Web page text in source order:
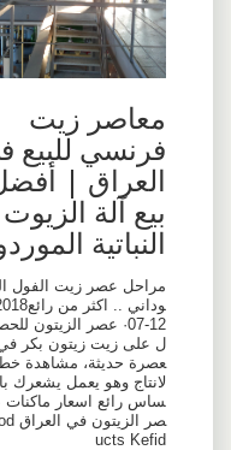
معاصر زيت
فرنسي للبيع في
العراق | أفضل
بيع آلة الزيوت
النباتية الموردون
مراحل عصر زيت الفول الس
وداني .. اكثر من رائع2018-
12-07· عصر الزيتون للحصو
ل على زيت زيتون بكر في م
عصرة حديثة، مشاهدة خط ا
لانتاج وهو يعمل يشعرك باح
ساس رائع اسعار ماكنات ع
صر الزيتون في العراق Prod
ucts Kefid